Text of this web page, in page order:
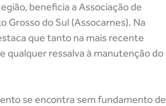
beneficia a Associação de
Grosso do Sul (Assocarnes). Na
que tanto na mais recente
qualquer ressalva à manutenção do
se encontra sem fundamento de